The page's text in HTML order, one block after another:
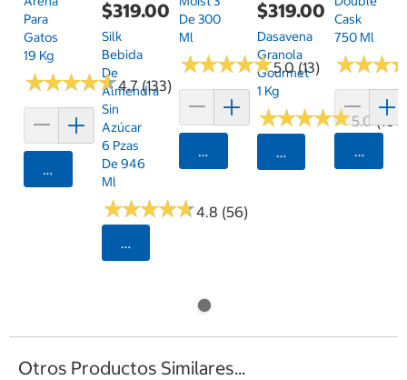
Para
Gatos
19 Kg
★★★★★
★★★★★4.7 (133)
Agregar
$319.00
Silk
Bebida
De
Almendra
Sin
Azúcar
6 Pzas
De 946
Ml
★★★★★
★★★★★4.8 (56)
Seleccionar Código Postal
De 300
Ml
★★★★★
★★★★★5.0 (13)
Agregar
$319.00
Dasavena
Granola
Gourmet
1 Kg
★★★★★
★★★★★5.0
Seleccionar
Cask
750 Ml
★★★
★★★
Otros Productos Similares...